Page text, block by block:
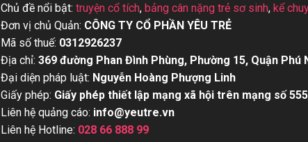
Chủ đề nổi bật: truyện cổ tích, bảng cân nặng trẻ sơ sinh, kể
Đơn vị chủ Quản: CÔNG TY CỔ PHẦN YÊU TRẺ
Mã số thuế: 0312926237
Địa chỉ: 369 đường Phan Đình Phùng, Phường 15, Quận Phú
Đại diện pháp luật: Nguyễn Hoàng Phượng Linh
Giấy phép: Giấy phép thiết lập mạng xã hội trên mạng số
Liên hệ quảng cáo: info@yeutre.vn
Liên hệ Hotline: 028 66 888 99